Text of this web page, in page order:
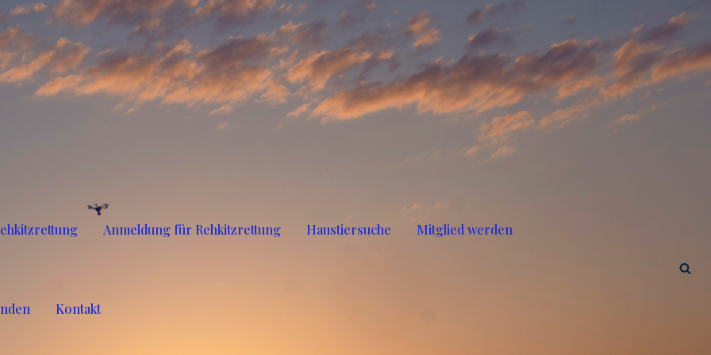
Anmeldung für Rehkitzrettung Haustiersuche Mitglied werden
Kontakt